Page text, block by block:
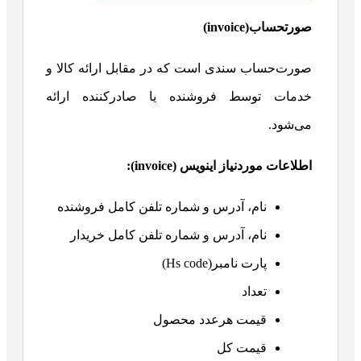
صورتحساب(invoice
)
صورت‌حساب سندی است که در مقابل ارائه کالا و
خدمات توسط فروشنده یا صادرکننده ارائه
می‌شود.
اطلاعات موردنیاز اینویس (invoice
):
نام، آدرس و شماره تلفن کامل فروشنده
نام، آدرس و شماره تلفن کامل خریدار
پارت نامبر(Hs code)
تعداد
قیمت هرعدد محصول
قیمت کل